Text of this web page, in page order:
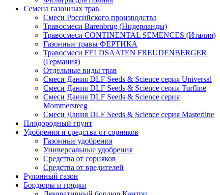
Семена газонных трав
Смеси Российского производства
Травосмеси Barenbrug (Нидерланды)
Травосмеси CONTINENTAL SEMENCES (Италия)
Газонные травы ФЕРТИКА
Травосмеси FELDSAATEN FREUDENBERGER
(Германия)
Отдельные виды трав
Смеси Дания DLF Seeds & Sciеnce серия Universal
Смеси Дания DLF Seeds & Sciеnce серия Turfline
Смеси Дания DLF Seeds & Sciеnce серия
Mommersteeg
Смеси Дания DLF Seeds & Sciеnce серия Masterline
Плодородный грунт
Удобрения и средства от сорняков
Газонные удобрения
Универсальные удобрения
Средства от сорняков
Средства от вредителей
Рулонный газон
Бордюры и грядки